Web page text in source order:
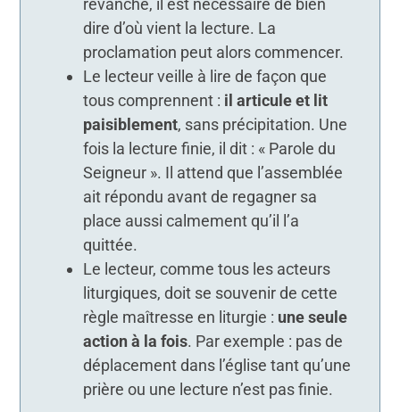
dire d’où vient la lecture. La
proclamation peut alors commencer.
Le lecteur veille à lire de façon que
tous comprennent : il articule et lit
paisiblement, sans précipitation. Une
fois la lecture finie, il dit : « Parole du
Seigneur ». Il attend que l’assemblée
ait répondu avant de regagner sa
place aussi calmement qu’il l’a
quittée.
Le lecteur, comme tous les acteurs
liturgiques, doit se souvenir de cette
règle maîtresse en liturgie : une seule
action à la fois. Par exemple : pas de
déplacement dans l’église tant qu’une
prière ou une lecture n’est pas finie.